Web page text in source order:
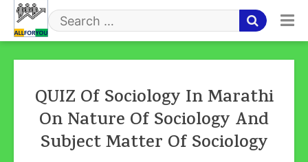
Skip
content
Search
QUIZ Of Sociology In Marathi
On Nature Of Sociology And
Subject Matter Of Sociology